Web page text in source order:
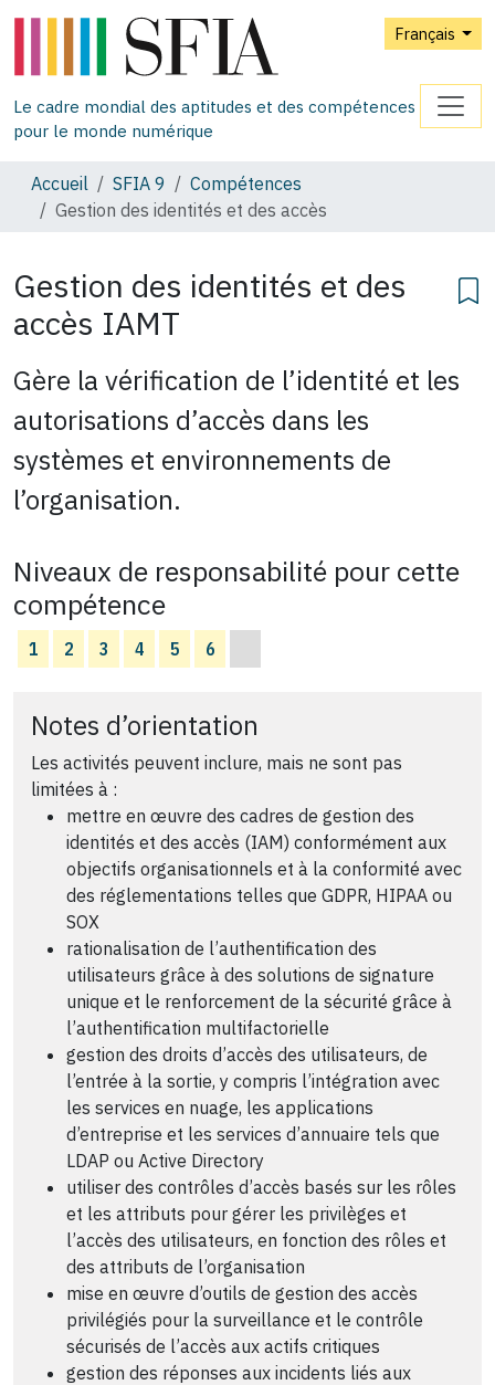
Français
Le cadre mondial des aptitudes et des compétences
pour le monde numérique
Accueil SFIA 9
Compétences
Gestion des identités et des accès
Gestion des identités et des
accès IAMT
Gère la vérification de l’identité et les
autorisations d’accès dans les
systèmes et environnements de
l’organisation.
Niveaux de responsabilité pour cette
compétence
1 2 3 4 5 6
Notes d’orientation
Les activités peuvent inclure, mais ne sont pas
limitées à :
mettre en œuvre des cadres de gestion des
identités et des accès (IAM) conformément aux
objectifs organisationnels et à la conformité avec
des réglementations telles que GDPR, HIPAA ou
SOX
rationalisation de l’authentification des
utilisateurs grâce à des solutions de signature
unique et le renforcement de la sécurité grâce à
l’authentification multifactorielle
gestion des droits d’accès des utilisateurs, de
l’entrée à la sortie, y compris l’intégration avec
les services en nuage, les applications
d’entreprise et les services d’annuaire tels que
LDAP ou Active Directory
utiliser des contrôles d’accès basés sur les rôles
et les attributs pour gérer les privilèges et
l’accès des utilisateurs, en fonction des rôles et
des attributs de l’organisation
mise en œuvre d’outils de gestion des accès
privilégiés pour la surveillance et le contrôle
sécurisés de l’accès aux actifs critiques
gestion des réponses aux incidents liés aux